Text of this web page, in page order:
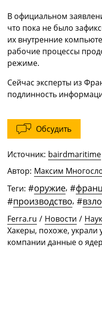
В официальном
что пока не было
их внутренние
рабочие процессы
режиме.
Сейчас эксперты из
подлинность
Обсудить
Источник: bairdmaritime
Автор: Максим
Теги: #оружие, #
#производство, #
Ferra.ru / Новости /
Хакеры, похоже, украли
компании данные о